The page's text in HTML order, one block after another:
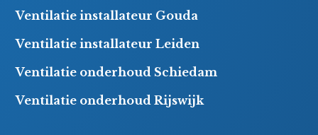
Ventilatie installateur Gouda
Ventilatie installateur Leiden
Ventilatie onderhoud Schiedam
Ventilatie onderhoud Rijswijk